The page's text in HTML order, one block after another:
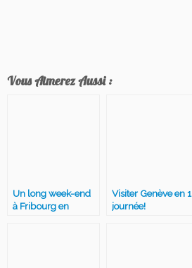
Vous Aimerez Aussi :
Un long week-end
à Fribourg en
Visiter Genève en 1
journée!